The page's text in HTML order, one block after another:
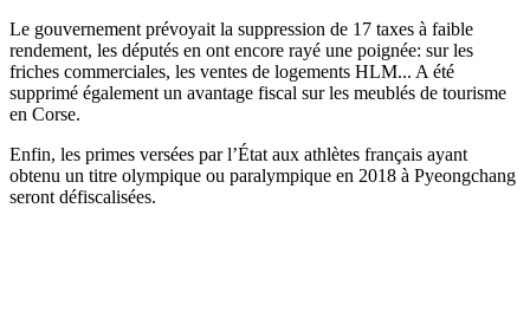
Le gouvernement prévoyait la suppression de 17 taxes à faible
rendement, les députés en ont encore rayé une poignée: sur les
friches commerciales, les ventes de logements HLM... A été
supprimé également un avantage fiscal sur les meublés de tourisme
en Corse.
Enfin, les primes versées par l’État aux athlètes français ayant
obtenu un titre olympique ou paralympique en 2018 à Pyeongchang
seront défiscalisées.